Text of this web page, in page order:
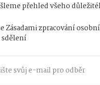
přehled všeho
Zásadami zpracování